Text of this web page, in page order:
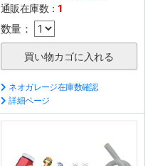
通販在庫数：1
数量：
ネオガレージ在庫数確認
詳細ページ